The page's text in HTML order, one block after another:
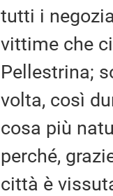
tutti i
vittime che
Pellestrina;
volta, così
cosa più
perché,
città è